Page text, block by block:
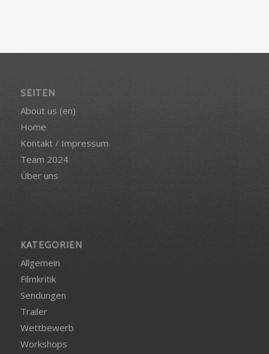
SEITEN
About us (en)
Home
Kontakt / Impressum
Team 2024
Über uns
KATEGORIEN
Allgemein
Filmkritik
Sendungen
Trailer
Wettbewerb
Workshops